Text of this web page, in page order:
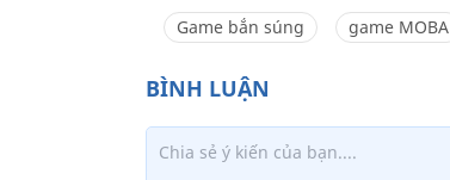
Game bắn súng game MOBA